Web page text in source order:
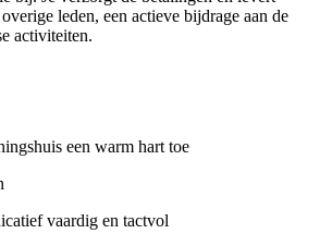
leden, een actieve bijdrage aan de
activiteiten.
een warm hart toe
vaardig en tactvol